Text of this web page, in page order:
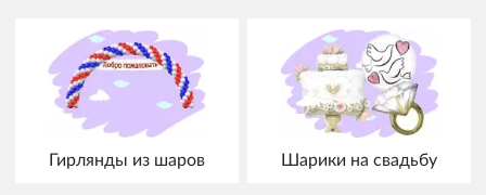
Гирлянды из шаров Шарики на свадьбу